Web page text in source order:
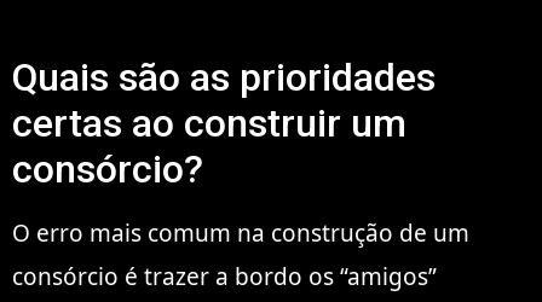
Quais são as prioridades
certas ao construir um
consórcio?
O erro mais comum na construção de um
consórcio é trazer a bordo os “amigos”